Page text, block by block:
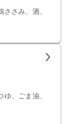
さみ、酒、
、ごま油、